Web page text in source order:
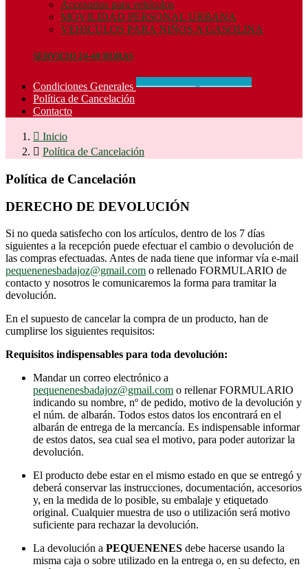
Accesorios para vehículos
MOVILIDAD PERSONAL URBANA
VEHICULOS PARA NIÑOS A GASOLINA
SERVICIO 24-48 HORAS
Condiciones Generales
Política de Cancelación
Contacto
 Inicio
 Política de Cancelación
Política de Cancelación
DERECHO DE DEVOLUCIÓN
Si no queda satisfecho con los artículos, dentro de los 7 días
siguientes a la recepción puede efectuar el cambio o devolución de
las compras efectuadas. Antes de nada tiene que informar vía e-mail
pequenenesbadajoz@gmail.com o rellenado FORMULARIO de
contacto y nosotros le comunicaremos la forma para tramitar la
devolución.
En el supuesto de cancelar la compra de un producto, han de
cumplirse los siguientes requisitos:
Requisitos indispensables para toda devolución:
Mandar un correo electrónico a
pequenenesbadajoz@gmail.com o rellenar FORMULARIO
indicando su nombre, nº de pedido, motivo de la devolución y
el núm. de albarán. Todos estos datos los encontrará en el
albarán de entrega de la mercancía. Es indispensable informar
de estos datos, sea cual sea el motivo, para poder autorizar la
devolución.
El producto debe estar en el mismo estado en que se entregó y
deberá conservar las instrucciones, documentación, accesorios
y, en la medida de lo posible, su embalaje y etiquetado
original. Cualquier muestra de uso o utilización será motivo
suficiente para rechazar la devolución.
La devolución a PEQUENENES debe hacerse usando la
misma caja o sobre utilizado en la entrega o, en su defecto, en